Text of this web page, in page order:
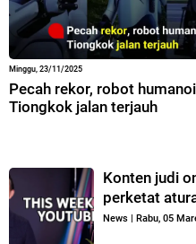
Minggu, 23/11/2025
Pecah rekor, robot
Tiongkok jalan terjauh
Konten judi
perketat
News | Rabu, 05